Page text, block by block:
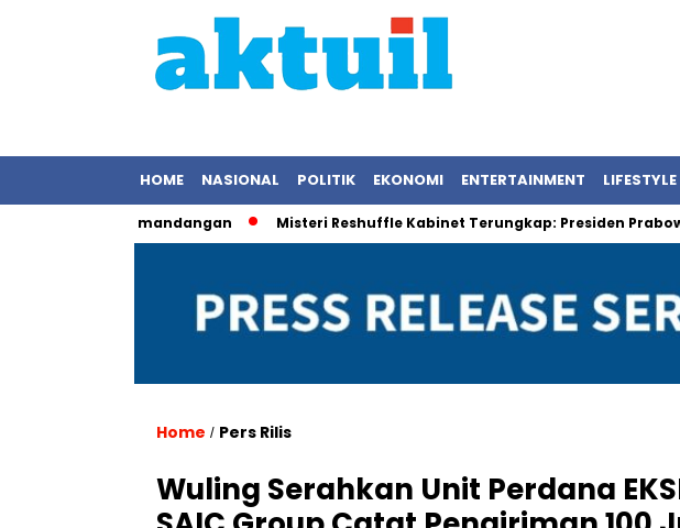
HOME NASIONAL POLITIK EKONOMI ENTERTAINMENT LIFESTYLE
Pemandangan Misteri Reshuffle Kabinet Terungkap: Presiden Prabowo
Home / Pers Rilis
Wuling Serahkan Unit Perdana